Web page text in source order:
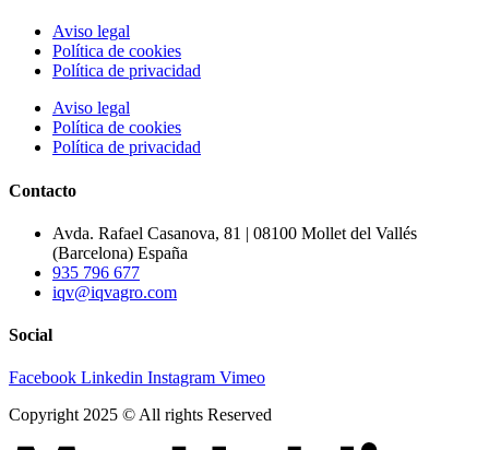
Aviso legal
Política de cookies
Política de privacidad
Aviso legal
Política de cookies
Política de privacidad
Contacto
Avda. Rafael Casanova, 81 | 08100 Mollet del Vallés
(Barcelona) España
935 796 677
iqv@iqvagro.com
Social
Facebook Linkedin Instagram Vimeo
Copyright 2025 © All rights Reserved